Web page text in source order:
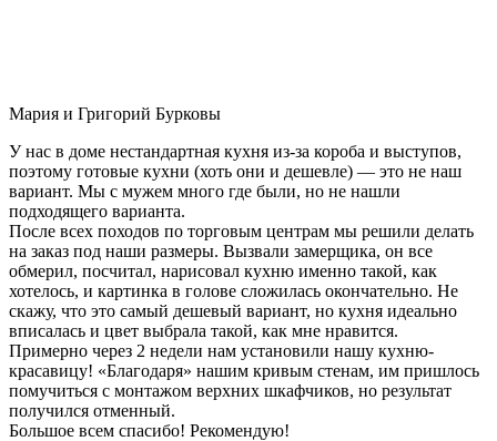
Мария и Григорий Бурковы
У нас в доме нестандартная кухня из-за короба и выступов,
поэтому готовые кухни (хоть они и дешевле) — это не наш
вариант. Мы с мужем много где были, но не нашли
подходящего варианта.
После всех походов по торговым центрам мы решили делать
на заказ под наши размеры. Вызвали замерщика, он все
обмерил, посчитал, нарисовал кухню именно такой, как
хотелось, и картинка в голове сложилась окончательно. Не
скажу, что это самый дешевый вариант, но кухня идеально
вписалась и цвет выбрала такой, как мне нравится.
Примерно через 2 недели нам установили нашу кухню-
красавицу! «Благодаря» нашим кривым стенам, им пришлось
помучиться с монтажом верхних шкафчиков, но результат
получился отменный.
Большое всем спасибо! Рекомендую!